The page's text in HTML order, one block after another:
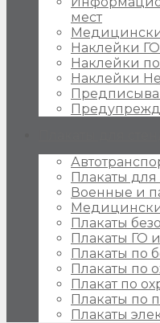
мест
Наклейки
Наклейки
Наклейки
Плакаты
Военные и
Плакаты
Плакаты ГО
Плакаты по
Плакаты по
Плакат по
Плакаты по
Плакаты